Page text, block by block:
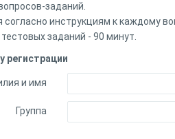
заданий.
согласно инструкциям к каждому
заданий - 90 минут.
регистрации
и имя
Группа